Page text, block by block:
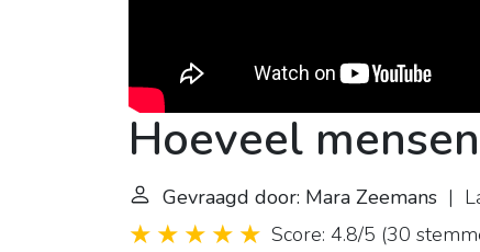
Hoeveel
Gevraagd door: Mara Zeemans |
Score: 4.8/5 (30